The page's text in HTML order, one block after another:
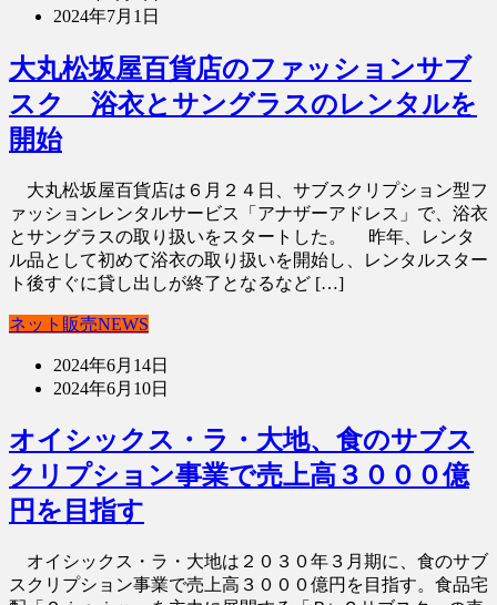
2024年7月1日
大丸松坂屋百貨店のファッションサブ
スク 浴衣とサングラスのレンタルを
開始
大丸松坂屋百貨店は６月２４日、サブスクリプション型フ
ァッションレンタルサービス「アナザーアドレス」で、浴衣
とサングラスの取り扱いをスタートした。 昨年、レンタ
ル品として初めて浴衣の取り扱いを開始し、レンタルスター
ト後すぐに貸し出しが終了となるなど […]
ネット販売NEWS
2024年6月14日
2024年6月10日
オイシックス・ラ・大地、食のサブス
クリプション事業で売上高３０００億
円を目指す
オイシックス・ラ・大地は２０３０年３月期に、食のサブ
スクリプション事業で売上高３０００億円を目指す。食品宅